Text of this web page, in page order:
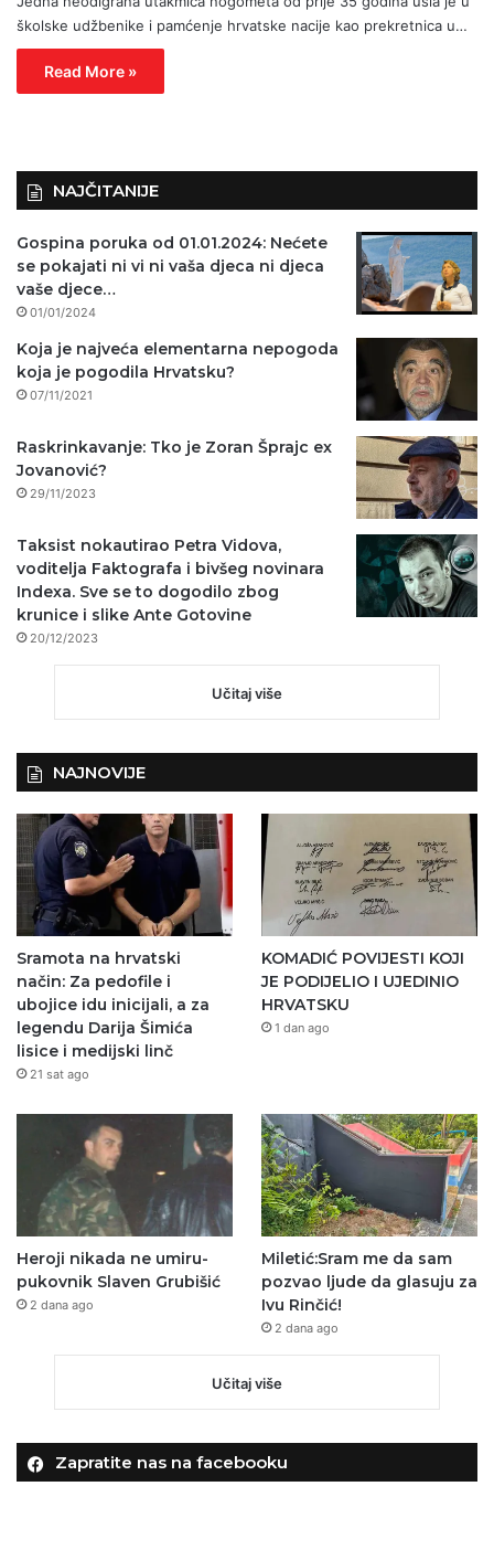
školske udžbenike i pamćenje hrvatske nacije kao prekretnica u…
Read More »
NAJČITANIJE
Gospina poruka od 01.01.2024: Nećete
se pokajati ni vi ni vaša djeca ni djeca
vaše djece…
01/01/2024
Koja je najveća elementarna nepogoda
koja je pogodila Hrvatsku?
07/11/2021
Raskrinkavanje: Tko je Zoran Šprajc ex
Jovanović?
29/11/2023
Taksist nokautirao Petra Vidova,
voditelja Faktografa i bivšeg novinara
Indexa. Sve se to dogodilo zbog
krunice i slike Ante Gotovine
20/12/2023
Učitaj više
NAJNOVIJE
Sramota na hrvatski
način: Za pedofile i
ubojice idu inicijali, a za
legendu Darija Šimića
lisice i medijski linč
21 sat ago
KOMADIĆ POVIJESTI KOJI
JE PODIJELIO I UJEDINIO
HRVATSKU
1 dan ago
Heroji nikada ne umiru-
pukovnik Slaven Grubišić
2 dana ago
Miletić:Sram me da sam
pozvao ljude da glasuju za
Ivu Rinčić!
2 dana ago
Učitaj više
Zapratite nas na facebooku